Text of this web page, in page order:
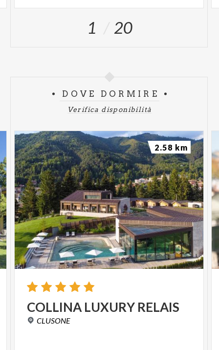
1 20
DOVE DORMIRE
Verifica disponibilità
COLLINA LUXURY RELAIS
CLUSONE
2.58 km